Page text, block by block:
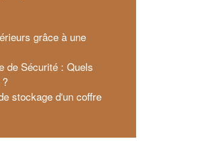
grâce à une
de Sécurité : Quels
stockage d'un coffre